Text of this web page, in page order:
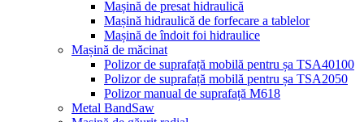
Mașină de presat hidraulică
Mașină hidraulică de forfecare a tablelor
Mașină de îndoit foi hidraulice
Mașină de măcinat
Polizor de suprafață mobilă pentru șa TSA40100
Polizor de suprafață mobilă pentru șa TSA2050
Polizor manual de suprafață M618
Metal BandSaw